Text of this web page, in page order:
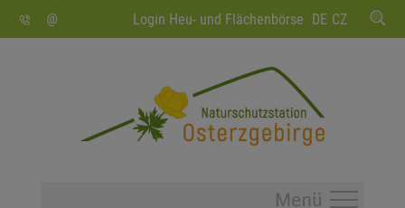
Login Heu- und Flächenbörse DE CZ